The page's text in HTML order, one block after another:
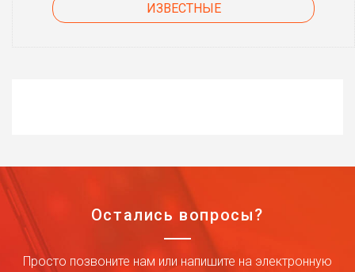
ИЗВЕСТНЫЕ
Остались вопросы?
Просто позвоните нам или напишите на электронную